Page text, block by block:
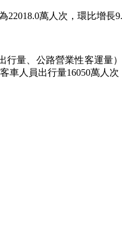
萬人次，環比增長
、公路營業性客運量）
人員出行量16050萬人次